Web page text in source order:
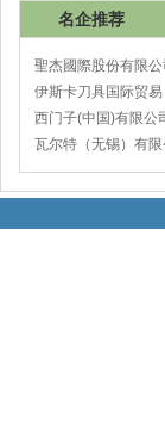
名企推荐
聖杰國際股份有限公
伊斯卡刀具国际贸易
海）有限公司
西门子(中国)有限公
瓦尔特（无锡）有限